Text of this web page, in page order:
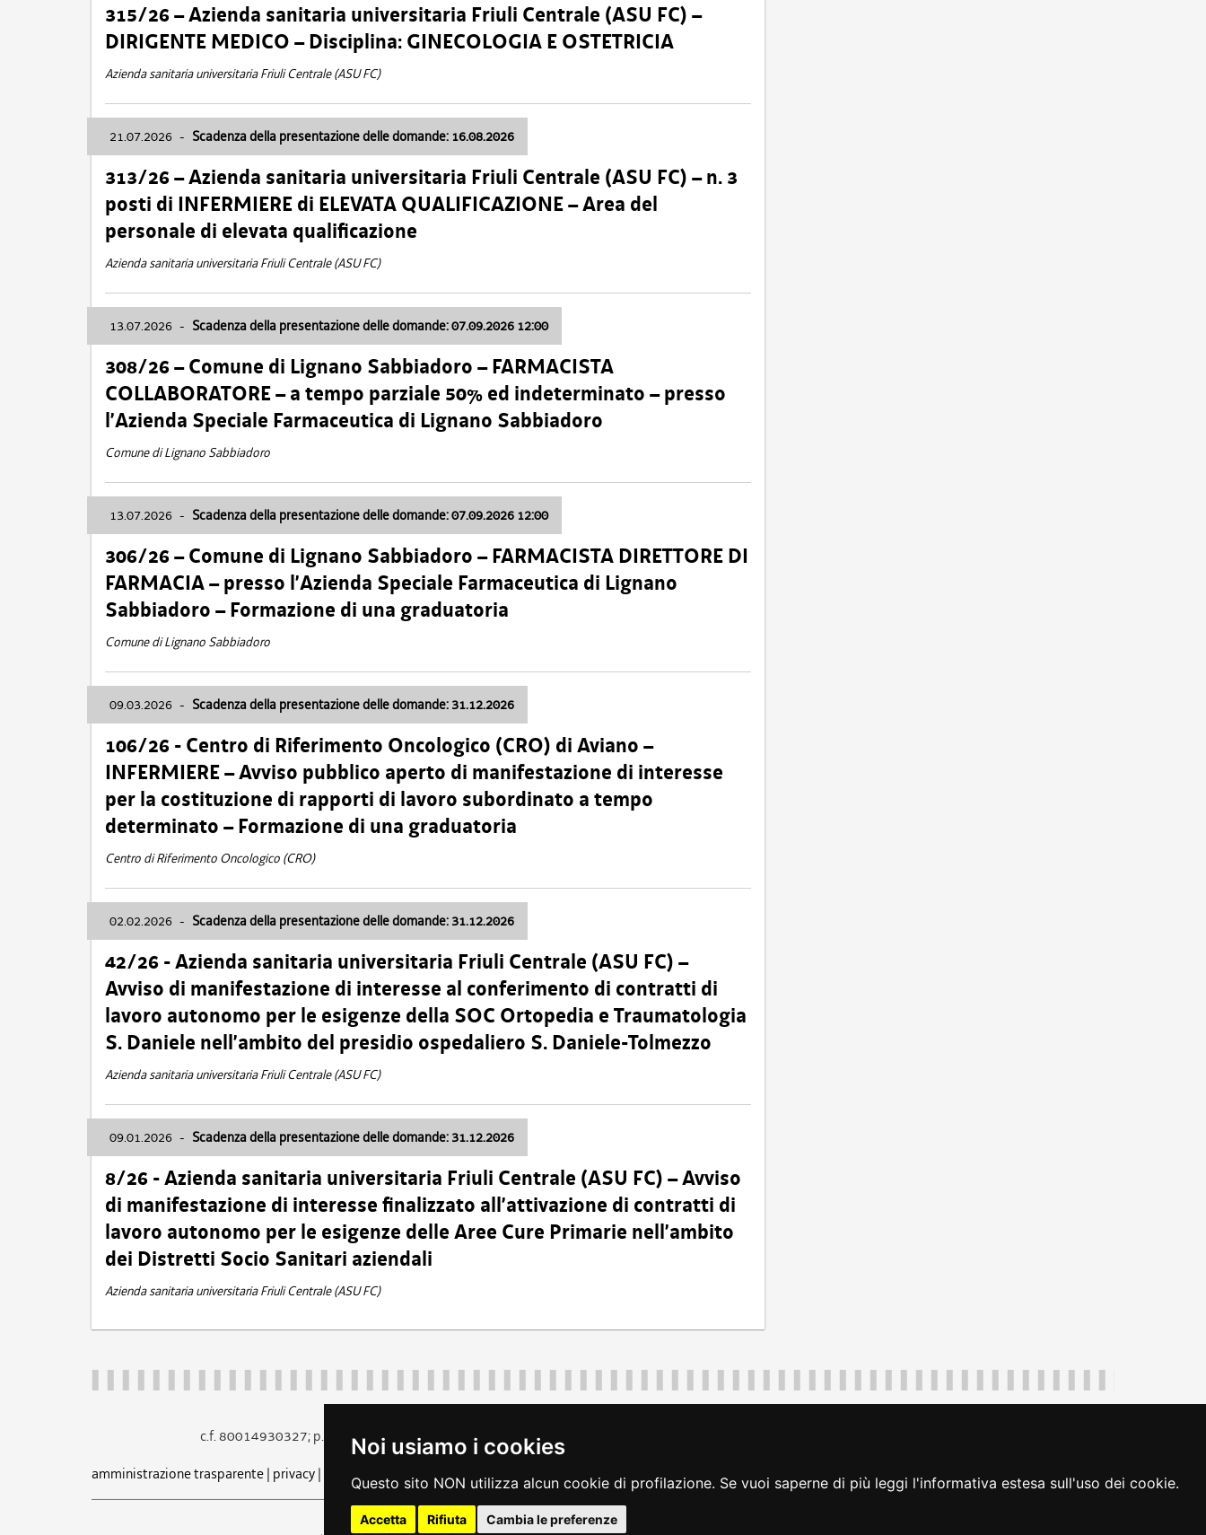
Noi usiamo i cookies
Questo sito NON utilizza alcun cookie di profilazione. Se vuoi saperne di più leggi l'informativa estesa sull'uso dei cookie.
Accetta Rifiuta Cambia le preferenze
315/26 – Azienda sanitaria universitaria Friuli Centrale (ASU FC) –
DIRIGENTE MEDICO – Disciplina: GINECOLOGIA E OSTETRICIA
Azienda sanitaria universitaria Friuli Centrale (ASU FC)
21.07.2026 - Scadenza della presentazione delle domande: 16.08.2026
313/26 – Azienda sanitaria universitaria Friuli Centrale (ASU FC) – n. 3
posti di INFERMIERE di ELEVATA QUALIFICAZIONE – Area del
personale di elevata qualificazione
Azienda sanitaria universitaria Friuli Centrale (ASU FC)
13.07.2026 - Scadenza della presentazione delle domande: 07.09.2026 12:00
308/26 – Comune di Lignano Sabbiadoro – FARMACISTA
COLLABORATORE – a tempo parziale 50% ed indeterminato – presso
l’Azienda Speciale Farmaceutica di Lignano Sabbiadoro
Comune di Lignano Sabbiadoro
13.07.2026 - Scadenza della presentazione delle domande: 07.09.2026 12:00
306/26 – Comune di Lignano Sabbiadoro – FARMACISTA DIRETTORE DI
FARMACIA – presso l’Azienda Speciale Farmaceutica di Lignano
Sabbiadoro – Formazione di una graduatoria
Comune di Lignano Sabbiadoro
09.03.2026 - Scadenza della presentazione delle domande: 31.12.2026
106/26 - Centro di Riferimento Oncologico (CRO) di Aviano –
INFERMIERE – Avviso pubblico aperto di manifestazione di interesse
per la costituzione di rapporti di lavoro subordinato a tempo
determinato – Formazione di una graduatoria
Centro di Riferimento Oncologico (CRO)
02.02.2026 - Scadenza della presentazione delle domande: 31.12.2026
42/26 - Azienda sanitaria universitaria Friuli Centrale (ASU FC) –
Avviso di manifestazione di interesse al conferimento di contratti di
lavoro autonomo per le esigenze della SOC Ortopedia e Traumatologia
S. Daniele nell’ambito del presidio ospedaliero S. Daniele-Tolmezzo
Azienda sanitaria universitaria Friuli Centrale (ASU FC)
09.01.2026 - Scadenza della presentazione delle domande: 31.12.2026
8/26 - Azienda sanitaria universitaria Friuli Centrale (ASU FC) – Avviso
di manifestazione di interesse finalizzato all’attivazione di contratti di
lavoro autonomo per le esigenze delle Aree Cure Primarie nell’ambito
dei Distretti Socio Sanitari aziendali
Azienda sanitaria universitaria Friuli Centrale (ASU FC)
c.f. 80014930327; p.iva 00526040324
piazza Unità d'Italia 1 Trieste
amministrazione trasparente| privacy| cookie note legali | accessibilità rss dichiarazione di accessibilità feedback cambio preferenze cookie loginFVG